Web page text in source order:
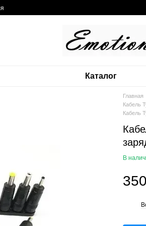
Каталог
Главная
Кабель
Кабель
В